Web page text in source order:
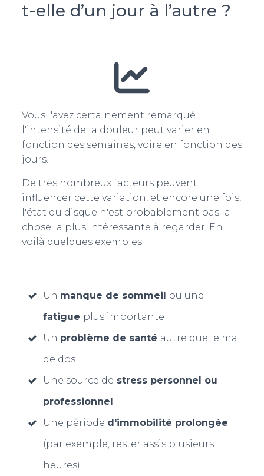
t-elle d’un jour à l’autre ?
Vous l'avez certainement remarqué :
l'intensité de la douleur peut varier en
fonction des semaines, voire en fonction des
jours.
De très nombreux facteurs peuvent
influencer cette variation, et encore une fois,
l'état du disque n'est probablement pas la
chose la plus intéressante à regarder. En
voilà quelques exemples.
Un manque de sommeil ou une
fatigue plus importante
Un problème de santé autre que le mal
de dos
Une source de stress personnel ou
professionnel
Une période d'immobilité prolongée
(par exemple, rester assis plusieurs
heures)